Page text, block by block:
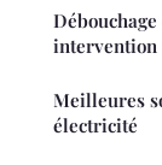
intervention
Meilleures
électricité